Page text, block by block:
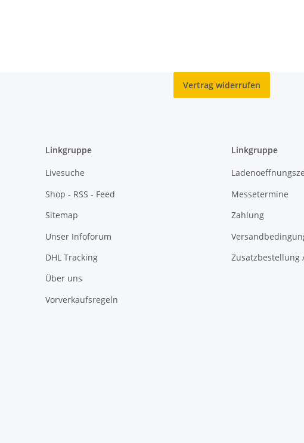
Vertrag widerrufen
Linkgruppe
Livesuche
Shop - RSS - Feed
Sitemap
Unser Infoforum
DHL Tracking
Über uns
Vorverkaufsregeln
Linkgruppe
Messetermine
Zahlung
Zusatzbestellung